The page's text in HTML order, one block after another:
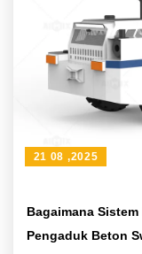
Bagaimana
Pengaduk Beton
21 08 ,2025